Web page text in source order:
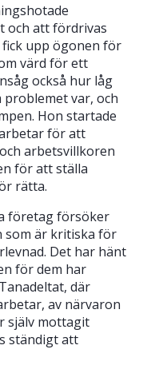
och att fördrivas
fick upp ögonen för
värd för ett
också hur låg
problemet var, och
Hon startade
för att
arbetsvillkoren
för att ställa
rätta.
företag försöker
som är kritiska för
Det har hänt
för dem har
där
av närvaron
själv mottagit
ständigt att